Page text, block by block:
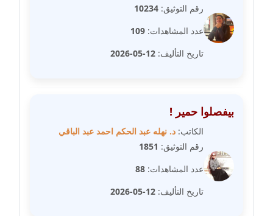
مدونة فيروز القطلبي
عاملة
مدونة كريمان سالم
موقوف
مدونة كيندا فائز
مدونة ليلى سرحان
رقم التوثيق: 10234
عدد المشاهدات: 109
تاريخ التأليف: 12-05-2026
بيفصلوا حمير !
الكاتب: د. نهله عبد الحكم احمد عبد الباقي
رقم التوثيق: 1851
عدد المشاهدات: 88
تاريخ التأليف: 12-05-2026